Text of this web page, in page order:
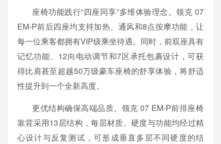
座椅功能践行“四座同享”多维体验理念。领克 07
EM-P前后四座均支持加热、通风和8点按摩功能，让
每一位乘客都拥有VIP级乘坐待遇。同时，前双座具有
记忆功能、12向电动调节和7区承托包裹设计，可获
得比肩甚至超越50万级豪车座椅的舒享体验，将舒适
性提升到一个全新高度。
更优结构确保高端品质。领克 07 EM-P前排座椅
靠背采用13层结构，每层材质、硬度与功能均经过精
心设计与反复测试，可形成垂直多层不同硬度的结